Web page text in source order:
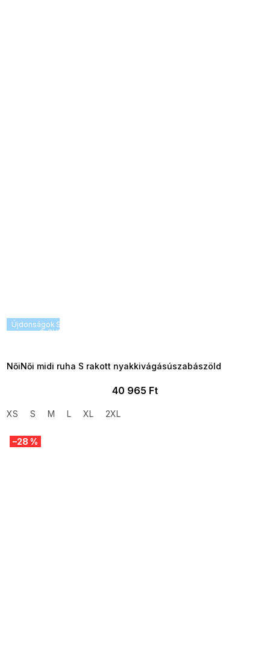
Újdonságok SUMMER SALE -35% ?
G_SUMMER35:35:HUF:P:f!2026-
NőiNői midi ruha S rakott nyakkivágásúszabászöld
40 965 Ft
XS S M L XL 2XL
–28 %